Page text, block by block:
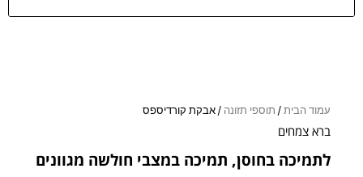
עמוד הבית/ תוספי תזונה / אבקת קורדיספס
ברא צמחים
לתמיכה בחוסן, תמיכה במצבי חולשה מגוונים